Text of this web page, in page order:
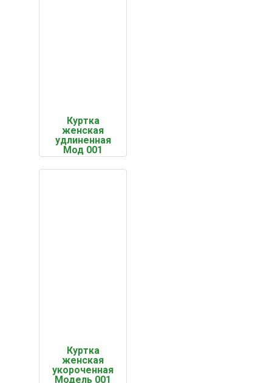
Куртка
женская
удлиненная
Мод 001
Куртка
женская
укороченная
Модель 001